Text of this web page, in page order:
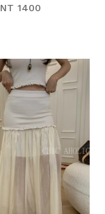
NT 1400